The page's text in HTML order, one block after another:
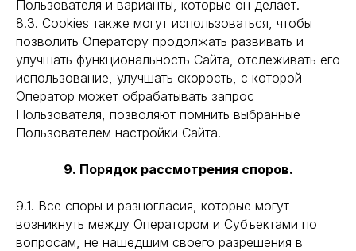
Пользователя и варианты, которые он делает.
8.3. Cookies также могут использоваться, чтобы
позволить Оператору продолжать развивать и
улучшать функциональность Сайта, отслеживать его
использование, улучшать скорость, с которой
Оператор может обрабатывать запрос
Пользователя, позволяют помнить выбранные
Пользователем настройки Сайта.
9. Порядок рассмотрения споров.
9.1. Все споры и разногласия, которые могут
возникнуть между Оператором и Субъектами по
вопросам, не нашедшим своего разрешения в